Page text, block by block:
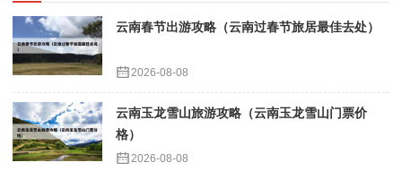
云南春节出游攻略（云南过春节旅居最佳去处）
2026-08-08
云南玉龙雪山旅游攻略（云南玉龙雪山门票价
格）
2026-08-08